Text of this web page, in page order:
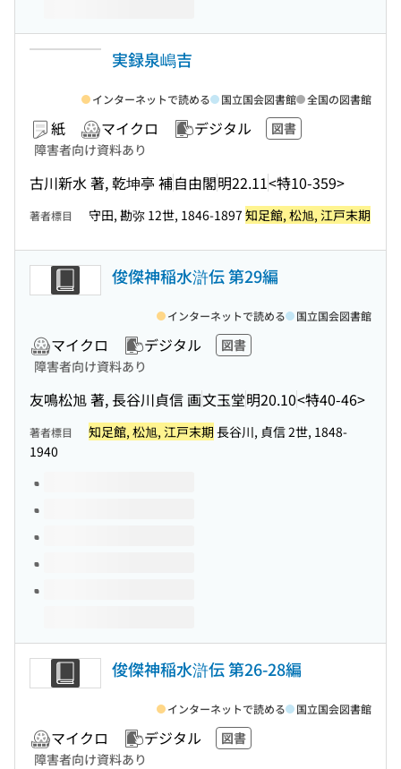
実録泉嶋吉
紙 マイクロ デジタル
図書
障害者向け資料あり
古川新水 著, 乾坤亭 補自由閣明22.11<特10-359>
インターネットで読める 国立国会図書館 全国の図書館
著者標目 守田, 勘弥 12世, 1846-1897 知足館, 松旭, 江戸末期
俊傑神稲水滸伝 第29編
マイクロ デジタル
図書
障害者向け資料あり
友鳴松旭 著, 長谷川貞信 画文玉堂明20.10<特40-46>
インターネットで読める 国立国会図書館
著者標目 知足館, 松旭, 江戸末期 長谷川, 貞信 2世, 1848-
1940
このタイトルの巻号
俊傑神稲水滸伝 第26-28編
マイクロ デジタル
図書
障害者向け資料あり
インターネットで読める 国立国会図書館